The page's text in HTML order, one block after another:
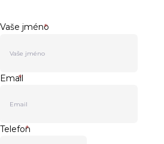
Vaše jméno
*
Email
*
Telefon
*